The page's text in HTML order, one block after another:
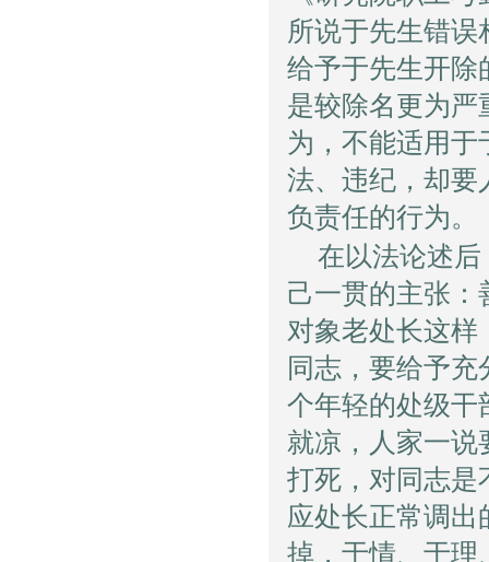
所说于先生错
给予于先生开除
是较除名更为严
为，不能适用于
法、违纪，却要
负责任的行为。
在以法论述
己一贯的主张
对象老处长这
同志，要给予
个年轻的处级干
就凉，人家一说
打死，对同志是
应处长正常调出
掉，于情、于理